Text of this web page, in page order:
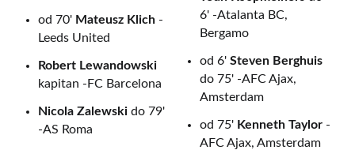
od 70' Mateusz Klich -
Leeds United
Robert Lewandowski
kapitan -FC Barcelona
Nicola Zalewski do 79'
-AS Roma
6' -Atalanta BC,
Bergamo
od 6' Steven Berghuis
do 75' -AFC Ajax,
Amsterdam
od 75' Kenneth Taylor -
AFC Ajax, Amsterdam